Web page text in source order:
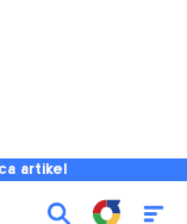
artikel